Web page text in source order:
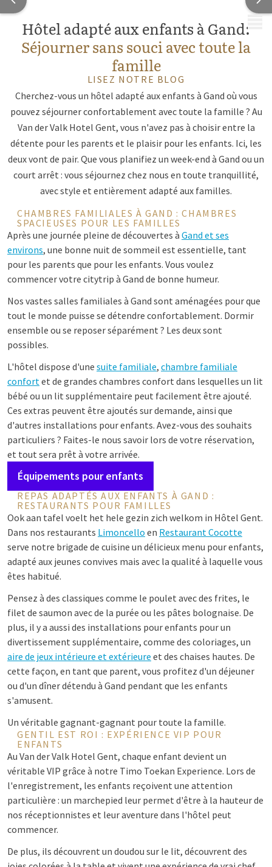
Hôtel adapté aux enfants à Gand:
Séjourner sans souci avec toute la
famille
LISEZ NOTRE BLOG
Cherchez-vous un hôtel adapté aux enfants à Gand où vous
pouvez séjourner confortablement avec toute la famille ? Au
Van der Valk Hotel Gent, vous n'avez pas à choisir entre la
détente pour les parents et le plaisir pour les enfants. Ici, les
deux vont de pair. Que vous planifiez un week-end à Gand ou un
court arrêt : vous séjournez chez nous en toute tranquillité,
avec style et entièrement adapté aux familles.
CHAMBRES FAMILIALES À GAND : CHAMBRES
SPACIEUSES POUR LES FAMILLES
Après une journée pleine de découvertes à Gand et ses
environs, une bonne nuit de sommeil est essentielle, tant
pour les parents que pour les enfants. Vous voulez
commencer votre citytrip à Gand de bonne humeur.
Nos vastes salles familiales à Gand sont aménagées pour que
tout le monde puisse se détendre confortablement. Dormir
ensemble ou se reposer séparément ? Les deux sont
possibles.
L'hôtel dispose d'une suite familiale, chambre familiale
confortet de grandes chambres confort dans lesquelles un lit
bébé ou un lit supplémentaire peut facilement être ajouté.
Ces extras peuvent être ajoutés sur demande, ainsi que
d'autres installations pour enfants. Avez-vous des souhaits
particuliers ? Faites-le nous savoir lors de votre réservation,
et tout sera prêt à votre arrivée.
Équipements pour enfants
REPAS ADAPTÉS AUX ENFANTS À GAND :
RESTAURANTS POUR FAMILLES
Ook aan tafel voelt het hele gezin zich welkom in Hôtel Gent.
Dans nos restaurants Limoncello en Restaurant Cocotte
serve notre brigade de cuisine un délicieux menu pour enfants,
adapté aux jeunes convives mais avec la qualité à laquelle vous
êtes habitué.
Pensez à des classiques comme le poulet avec des frites, le
filet de saumon avec de la purée ou les pâtes bolognaise. De
plus, il y a aussi des installations pour enfants pour un
divertissement supplémentaire, comme des coloriages, un
aire de jeux intérieure et extérieure et des chaises hautes. De
cette façon, en tant que parent, vous profitez d'un déjeuner
ou d'un dîner détendu à Gand pendant que les enfants
s'amusent.
Un véritable gagnant-gagnant pour toute la famille.
GENTIL EST ROI : EXPÉRIENCE VIP POUR
ENFANTS
Au Van der Valk Hotel Gent, chaque enfant devient un
véritable VIP grâce à notre Timo Toekan Experience. Lors de
l'enregistrement, les enfants reçoivent une attention
particulière : un marchepied leur permet d'être à la hauteur de
nos réceptionnistes et leur aventure dans l'hôtel peut
commencer.
De plus, ils découvrent un doudou sur le lit, découvrent des